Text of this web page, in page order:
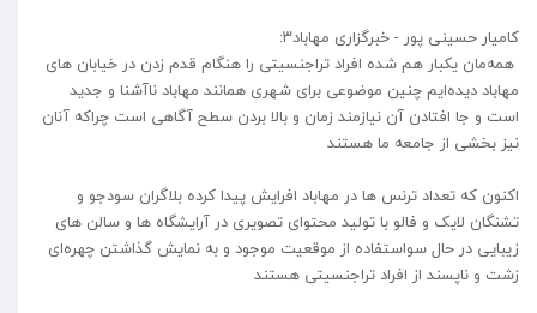
کامیار حسینی پور - خبرگزاری مهاباد۳:
همه‌مان یکبار هم شده افراد تراجنسیتی را هنگام قدم زدن در خیابان های
مهاباد دیده‌ایم چنین موضوعی برای شهری همانند مهاباد ناآشنا و جدید
است و جا افتادن آن نیازمند زمان و بالا بردن سطح آگاهی است چراکه آنان
نیز بخشی از جامعه ما هستند
اکنون که تعداد ترنس ها در مهاباد افرایش پیدا کرده بلاگران سودجو و
تشنگان لایک و فالو با تولید محتوای تصویری در آرايشگاه ها و سالن های
زیبایی در حال سواستفاده از موقعیت موجود و به نمایش گذاشتن چهره‌ای
زشت و ناپسند از افراد تراجنسیتی هستند